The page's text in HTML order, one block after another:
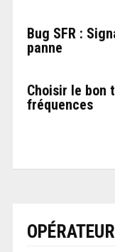
Bug SFR :
panne
Choisir le bon
fréquences